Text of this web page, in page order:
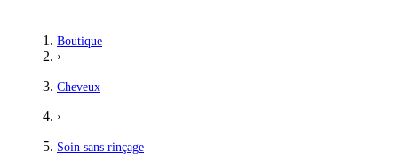
DariaBoutique
›
Cheveux
›
Soin sans rinçage